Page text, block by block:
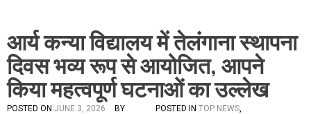
आर्य कन्या विद्यालय में तेलंगाना स्थापना
दिवस भव्य रूप से आयोजित, आपने
किया महत्वपूर्ण घटनाओं का उल्लेख
POSTED ON JUNE 3, 2026
BY
POSTED IN TOP NEWS,